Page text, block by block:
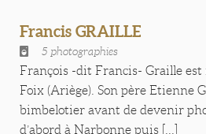
Francis GRAILLE
5 photographies
François -dit Francis- Graille est
Foix (Ariège). Son père Etienne
bimbelotier avant de devenir
d’abord à Narbonne puis [...]